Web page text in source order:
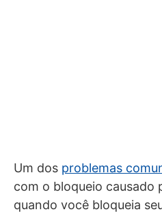
Um dos problemas
com o bloqueio causado
quando você bloqueia